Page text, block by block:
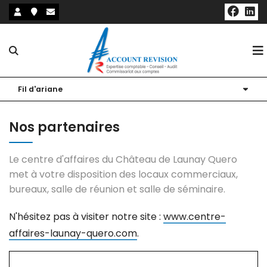
Notre cabinet
Nos bureaux
Nos associés
Nos partenaires
Expertise comptable et fiscale
Audit et commissariat aux comptes
Expertise RH et Paie
Création / Reprise d'entreprise
Nos outils
Nos outils collaboratifs
Sites utiles
Simulateurs
Actualités
Notre blog
Fil d'ariane
Nos partenaires
Le centre d'affaires du Château de Launay Quero
met à votre disposition des locaux commerciaux,
bureaux, salle de réunion et salle de séminaire.
N'hésitez pas à visiter notre site : www.centre-
affaires-launay-quero.com.